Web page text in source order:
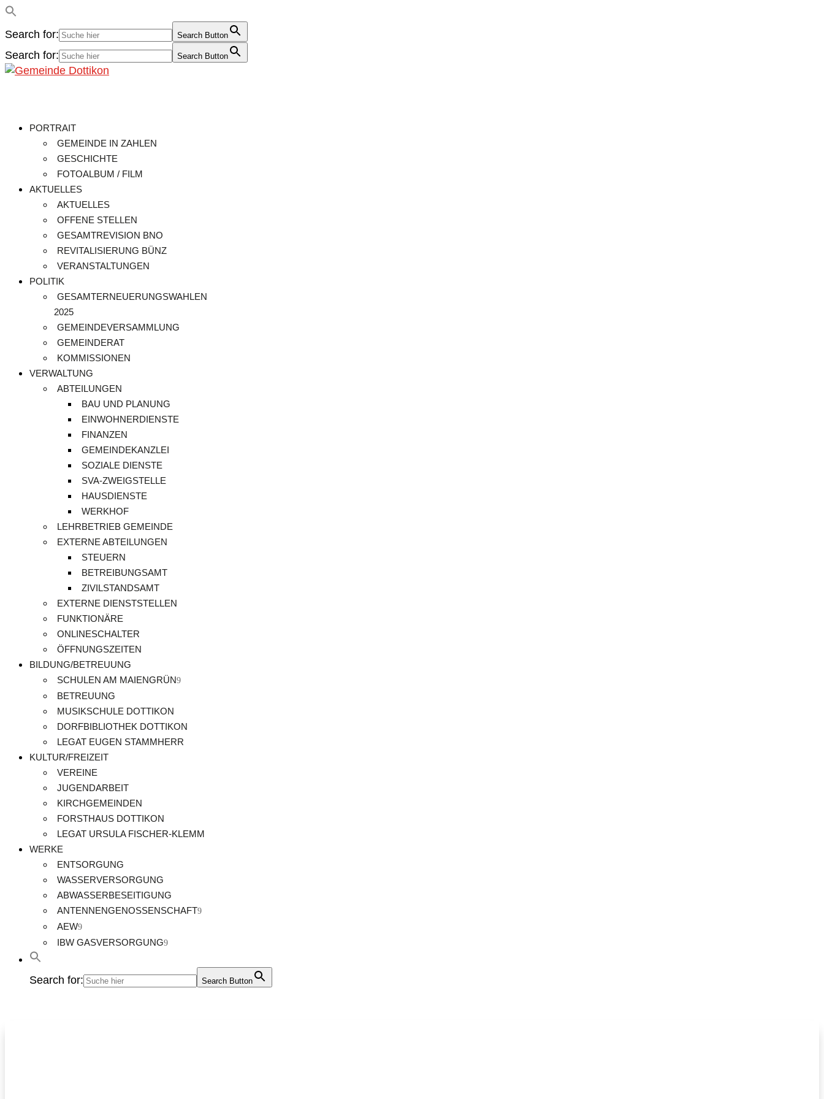
Search for: Search Button
Search for: Search Button
PORTRAIT
GEMEINDE IN ZAHLEN
GESCHICHTE
FOTOALBUM / FILM
AKTUELLES
AKTUELLES
OFFENE STELLEN
GESAMTREVISION BNO
REVITALISIERUNG BÜNZ
VERANSTALTUNGEN
POLITIK
GESAMTERNEUERUNGSWAHLEN
2025
GEMEINDEVERSAMMLUNG
GEMEINDERAT
KOMMISSIONEN
VERWALTUNG
ABTEILUNGEN
BAU UND PLANUNG
EINWOHNERDIENSTE
FINANZEN
GEMEINDEKANZLEI
SOZIALE DIENSTE
SVA-ZWEIGSTELLE
HAUSDIENSTE
WERKHOF
LEHRBETRIEB GEMEINDE
EXTERNE ABTEILUNGEN
STEUERN
BETREIBUNGSAMT
ZIVILSTANDSAMT
EXTERNE DIENSTSTELLEN
FUNKTIONÄRE
ONLINESCHALTER
ÖFFNUNGSZEITEN
BILDUNG/BETREUUNG
SCHULEN AM MAIENGRÜN
BETREUUNG
MUSIKSCHULE DOTTIKON
DORFBIBLIOTHEK DOTTIKON
LEGAT EUGEN STAMMHERR
KULTUR/FREIZEIT
VEREINE
JUGENDARBEIT
KIRCHGEMEINDEN
FORSTHAUS DOTTIKON
LEGAT URSULA FISCHER-KLEMM
WERKE
ENTSORGUNG
WASSERVERSORGUNG
ABWASSERBESEITIGUNG
ANTENNENGENOSSENSCHAFT
AEW
IBW GASVERSORGUNG
Search for: Search Button